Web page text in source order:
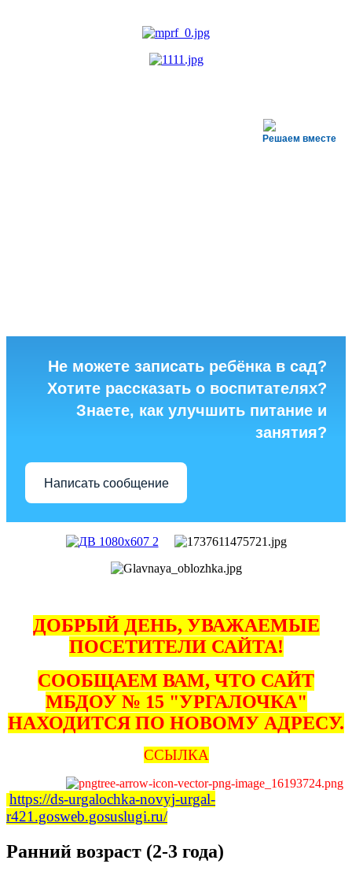
Решаем вместе
Не можете записать ребёнка в сад?
Хотите рассказать о воспитателях?
Знаете, как улучшить питание и
занятия?
Написать сообщение
ДОБРЫЙ ДЕНЬ, УВАЖАЕМЫЕ
ПОСЕТИТЕЛИ САЙТА!
СООБЩАЕМ ВАМ, ЧТО САЙТ
МБДОУ № 15 "УРГАЛОЧКА"
НАХОДИТСЯ ПО НОВОМУ АДРЕСУ.
ССЫЛКА
https://ds-urgalochka-novyj-urgal-
r421.gosweb.gosuslugi.ru/
Ранний возраст (2-3 года)